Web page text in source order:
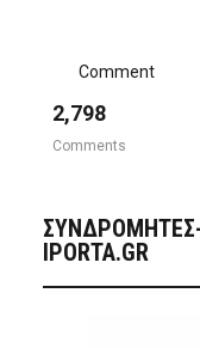
Comment
2,798
Comments
IPORTA.GR